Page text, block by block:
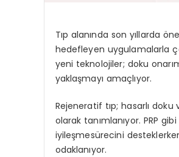
Tıp alanında son yıllarda
hedefleyen uygulamalarla
yeni teknolojiler; doku
yaklaşmayı amaçlıyor.
Rejeneratif tıp; hasarlı
olarak tanımlanıyor. PRP
iyileşmesürecini
odaklanıyor.